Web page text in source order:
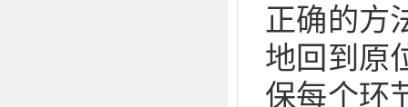
正确的方
地回到原
保每个环